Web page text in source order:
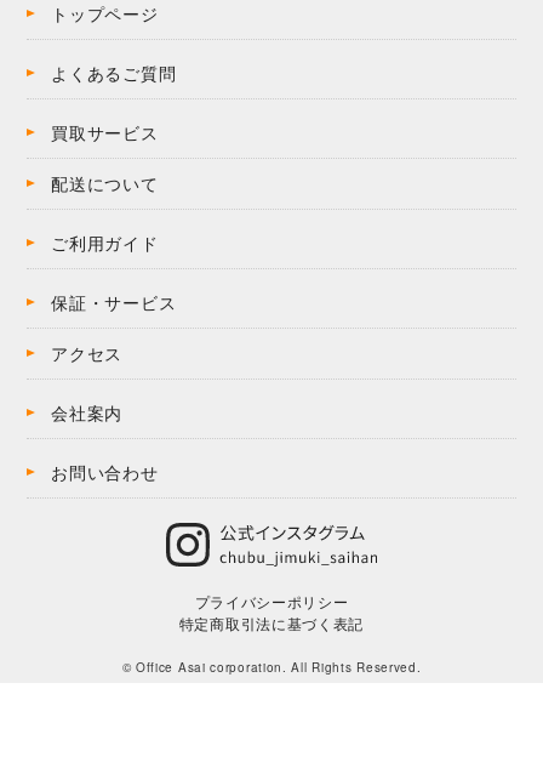
トップページ
よくあるご質問
買取サービス
配送について
ご利用ガイド
保証・サービス
アクセス
会社案内
お問い合わせ
プライバシーポリシー
特定商取引法に基づく表記
© Office Asai corporation. All Rights Reserved.